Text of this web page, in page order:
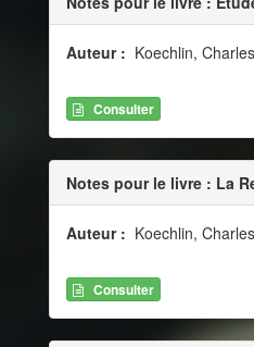
Auteur : Koechlin, Charles
Consulter
Notes pour le livre : La
Auteur : Koechlin, Charles
Consulter